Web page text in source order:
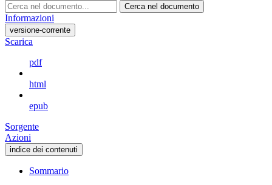
Cerca nel documento
Informazioni
versione-corrente
Scarica
pdf
html
epub
Sorgente
Azioni
indice dei contenuti
Sommario